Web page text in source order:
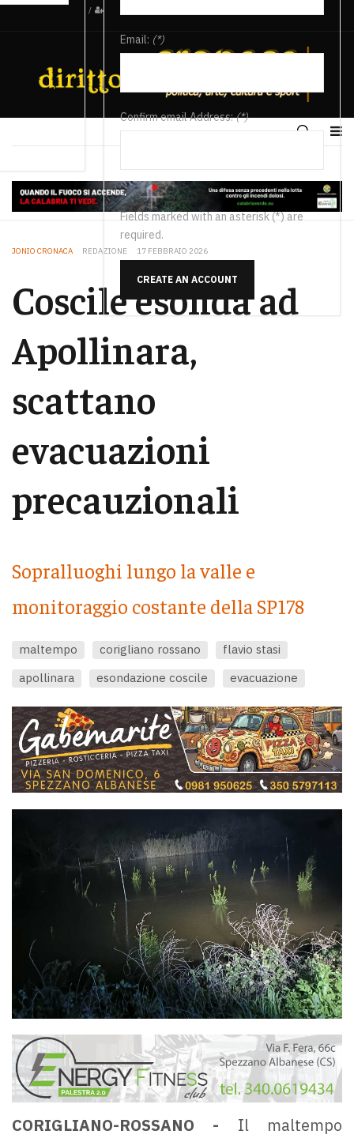
/
Email: (*)
Confirm email Address:(*)
Fields marked with an asterisk (*) are
required.
CREATE AN ACCOUNT
JONIO CRONACA REDAZIONE 17 FEBBRAIO 2026
Coscile esonda ad
Apollinara,
scattano
evacuazioni
precauzionali
Sopralluoghi lungo la valle e
monitoraggio costante della SP178
maltempo corigliano rossano
flavio stasi
apollinara
esondazione coscile evacuazione
CORIGLIANO-ROSSANO - Il maltempo